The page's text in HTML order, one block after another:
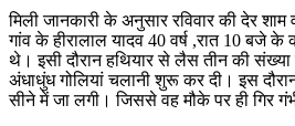
मिली जानकारी के अनुसार रविवार की देर
गांव के हीरालाल यादव 40 वर्ष ,रात 10 बजे
थे। इसी दौरान हथियार से लैस तीन की
अंधाधुंध गोलियां चलानी शुरू कर दी। इस
सीने में जा लगी। जिससे वह मौके पर ही गिर